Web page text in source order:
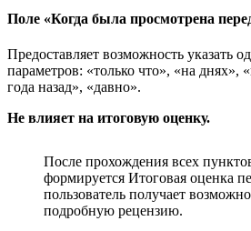
Поле «Когда была просмотрена
Предоставляет возможность указать
параметров: «только что», «на днях»,
года назад», «давно».
Не влияет на итоговую оценку.
После прохождения всех
формируется Итоговая оценка
пользователь получает
подробную рецензию.